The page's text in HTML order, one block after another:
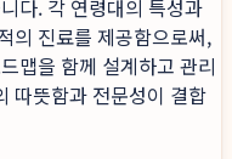
다. 각 연령대의 특성과
의 진료를 제공함으로써,
맵을 함께 설계하고 관리
따뜻함과 전문성이 결합